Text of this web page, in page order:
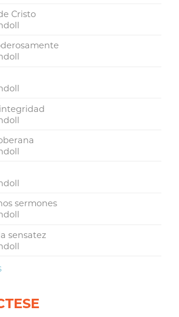
Cristo
sermones
sensatez